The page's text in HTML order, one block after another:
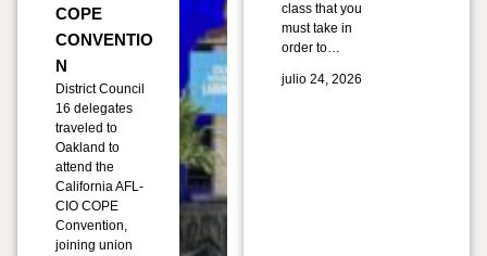
COPE
CONVENTIO
N
District Council
16 delegates
traveled to
Oakland to
attend the
California AFL-
CIO COPE
Convention,
joining union
class that you
must take in
order to…
julio 24, 2026